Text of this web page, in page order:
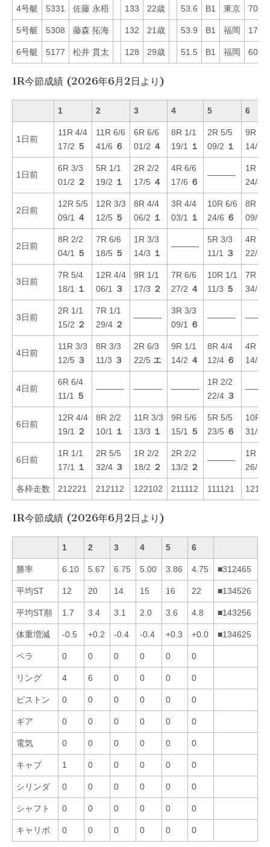
4号艇 5331 佐藤 永梧 133 22歳 53.6 B1 東京 70
5号艇 5308 藤森 拓海 132 21歳 53.9 B1 福岡 17
6号艇 5177 松井 貫太 128 29歳 51.5 B1 福岡 60
1R今節成績 (2026年6月2日より)
1 2 3 4 5 6
1日前
11R 4/4
17/2 ５
11R 6/6
41/6 ６
6R 6/6
01/2 ４
8R 1/1
19/1
１
2R 5/5
09/2 １
9R 5/5
14/2
1日前
6R 3/3
01/2 ２
5R 1/1
19/2 １
2R 2/2
17/5 ４
4R 6/6
17/6 ６
———-
1R 2/2
24/4
2日前
12R 5/5
09/1
４
12R 3/3
12/5 ５
8R 4/4
06/2 １
3R 4/4
03/1
１
10R 6/6
24/6 ６
8R 1/1
09/6
2日前
8R 2/2
04/1
５
7R 6/6
18/5 ５
1R 3/3
14/3 １
———-
5R 3/3
11/1
３
4R 5/5
22/5
3日前
7R 5/4
18/1
１
12R 4/4
06/1
３
9R 1/1
17/3 ２
7R 6/6
27/2 ４
10R 1/1
11/3 ５
7R 2/2
34/5
3日前
2R 1/1
15/2 ２
7R 1/1
29/4 ２
———-
3R 3/3
09/1
６
———-
4日前
11R 3/3
12/5 ３
8R 3/3
11/3 ３
2R 6/3
22/5 エ
9R 1/1
14/2 ４
8R 4/4
12/4 ６
4R 4/4
14/5
4日前
6R 6/4
11/1
５
———- ———- ———-
1R 2/2
22/4 ３
6日前
12R 4/4
19/1
２
8R 2/2
10/1
１
11R 3/3
13/3 １
9R 5/6
15/1
５
5R 5/5
23/5 ６
10R
31/6
6日前
1R 1/1
17/1
１
2R 5/5
32/4 ３
1R 2/2
18/2 ２
2R 2/2
13/2 ２
———-
1R 3/3
26/5
各枠走数 212221 212112 122102 211112 111121
1R今節成績 (2026年6月2日より)
1 2 3 4 5 6
勝率 6.10 5.67 6.75 5.00 3.86 4.75 ■312465
平均ST 12 20 14 15 16 22 ■134526
平均ST順 1.7 3.4 3.1 2.0 3.6 4.8 ■143256
体重増減 -0.5 +0.2 -0.4 -0.4 +0.3 +0.0 ■134625
ペラ 0 0 0 0 0 0
リング 4 6 0 0 0 0
ピストン 0 0 0 0 0 0
ギア 0 0 0 0 0 0
電気 0 0 0 0 0 0
キャブ 1 0 0 0 0 0
シリンダ 0 0 0 0 0 0
シャフト 0 0 0 0 0 0
キャリボ 0 0 0 0 0 0